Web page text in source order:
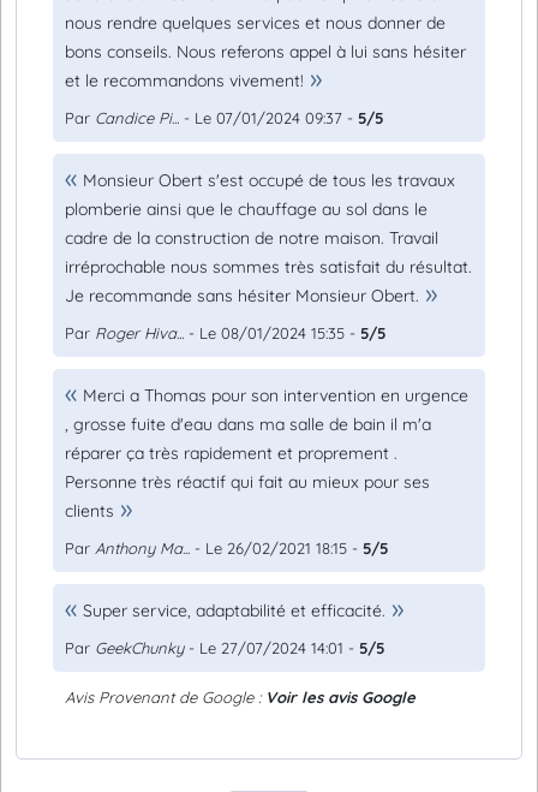
nous rendre quelques services et nous donner de
bons conseils. Nous referons appel à lui sans hésiter
et le recommandons vivement!
Par Candice Pi... - Le 07/01/2024 09:37 - 5/5
Monsieur Obert s'est occupé de tous les travaux
plomberie ainsi que le chauffage au sol dans le
cadre de la construction de notre maison. Travail
irréprochable nous sommes très satisfait du résultat.
Je recommande sans hésiter Monsieur Obert.
Par Roger Hiva... - Le 08/01/2024 15:35 - 5/5
Merci a Thomas pour son intervention en urgence
, grosse fuite d'eau dans ma salle de bain il m'a
réparer ça très rapidement et proprement .
Personne très réactif qui fait au mieux pour ses
clients
Par Anthony Ma... - Le 26/02/2021 18:15 - 5/5
Super service, adaptabilité et efficacité.
Par GeekChunky- Le 27/07/2024 14:01 - 5/5
Avis Provenant de Google : Voir les avis Google